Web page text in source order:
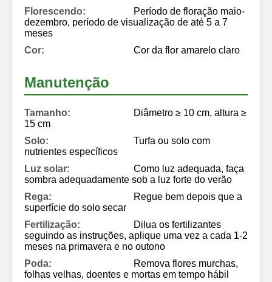
Florescendo:
Período de floração maio-
dezembro, período de visualização de até 5 a 7
meses
Cor:
Cor da flor amarelo claro
Manutenção
Tamanho:
Diâmetro ≥ 10 cm, altura ≥
15 cm
Solo:
Turfa ou solo com
nutrientes específicos
Luz solar:
Como luz adequada, faça
sombra adequadamente sob a luz forte do verão
Rega:
Regue bem depois que a
superfície do solo secar
Fertilização:
Dilua os fertilizantes
seguindo as instruções, aplique uma vez a cada 1-2
meses na primavera e no outono
Poda:
Remova flores murchas,
folhas velhas, doentes e mortas em tempo hábil